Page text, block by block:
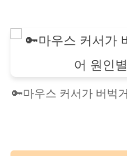
🔑마우스 커서가 버벅